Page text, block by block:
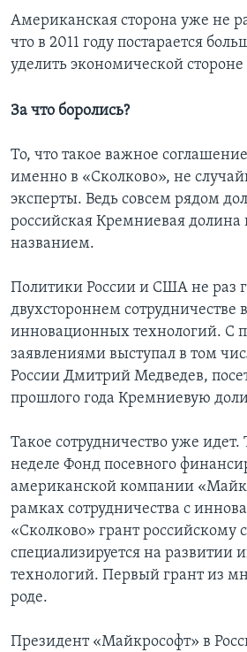
Американская сторона уже не
что в 2011 году постарается
уделить экономической стороне
За что боролись?
То, что такое важное
именно в «Сколково», не
эксперты. Ведь совсем рядом
российская Кремниевая
названием.
Политики России и США не раз
двухстороннем сотрудничестве
инновационных технологий. С
заявлениями выступал в том
России Дмитрий Медведев,
прошлого года Кремниевую
Такое сотрудничество уже
неделе Фонд посевного
американской компании
рамках сотрудничества с
«Сколково» грант российскому
специализируется на развитии
технологий. Первый грант из
роде.
Президент «Майкрософт» в